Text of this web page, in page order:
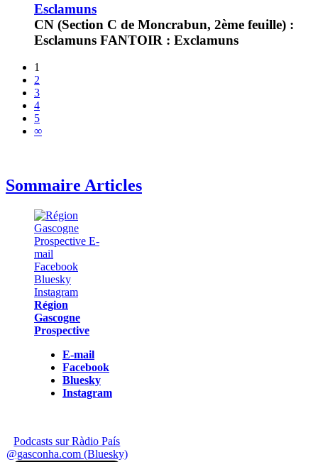
Esclamuns
CN (Section C de Moncrabun, 2ème feuille) :
Esclamuns FANTOIR : Exclamuns
1
2
3
4
5
∞
Sommaire Articles
Région
Gascogne
Prospective
E-mail
Facebook
Bluesky
Instagram
Podcasts sur Ràdio País
@gasconha.com (Bluesky)